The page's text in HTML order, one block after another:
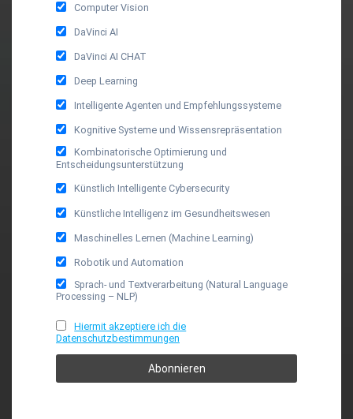
Computer Vision
DaVinci AI
DaVinci AI CHAT
Deep Learning
Intelligente Agenten und Empfehlungssysteme
Kognitive Systeme und Wissensrepräsentation
Kombinatorische Optimierung und
Entscheidungsunterstützung
Künstlich Intelligente Cybersecurity
Künstliche Intelligenz im Gesundheitswesen
Maschinelles Lernen (Machine Learning)
Robotik und Automation
Sprach- und Textverarbeitung (Natural Language
Processing – NLP)
Hiermit akzeptiere ich die
Datenschutzbestimmungen